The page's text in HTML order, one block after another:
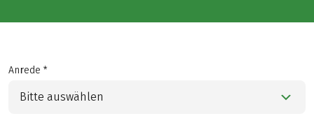
Anrede *
Bitte auswählen